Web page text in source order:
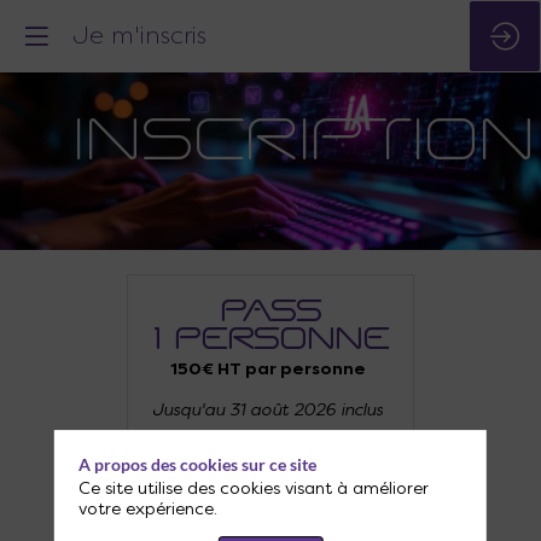
Je m'inscris
INSCRIPTION
PASS
1 PERSONNE
150€ HT par personne
Jusqu'au 31 août 2026 inclus
A propos des cookies sur ce site
Ce site utilise des cookies visant à améliorer
votre expérience.